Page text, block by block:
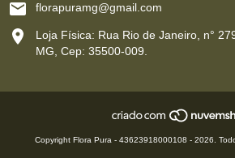
florapuramg@gmail.com
Loja Física: Rua Rio de Janeiro, n°
MG, Cep: 35500-009.
Copyright Flora Pura - 43623918000108 - 2026.